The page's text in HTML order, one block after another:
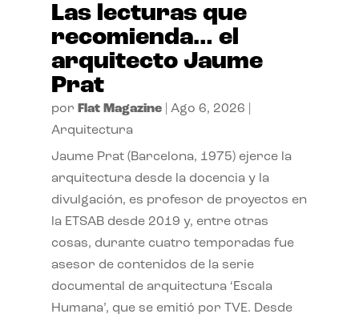
Las lecturas que
recomienda… el
arquitecto Jaume
Prat
por Flat Magazine| Ago 6, 2026
Arquitectura
Jaume Prat (Barcelona, 1975) ejerce la
arquitectura desde la docencia y la
divulgación, es profesor de proyectos en
la ETSAB desde 2019 y, entre otras
cosas, durante cuatro temporadas fue
asesor de contenidos de la serie
documental de arquitectura ‘Escala
Humana’, que se emitió por TVE. Desde